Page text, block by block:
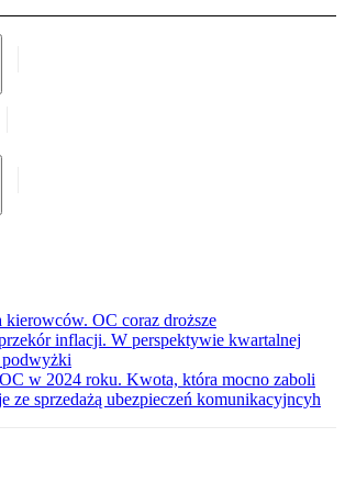
kierowców. OC coraz droższe
inflacji. W perspektywie kwartalnej
w 2024 roku. Kwota, która mocno zaboli
ze sprzedażą ubezpieczeń komunikacyjncyh